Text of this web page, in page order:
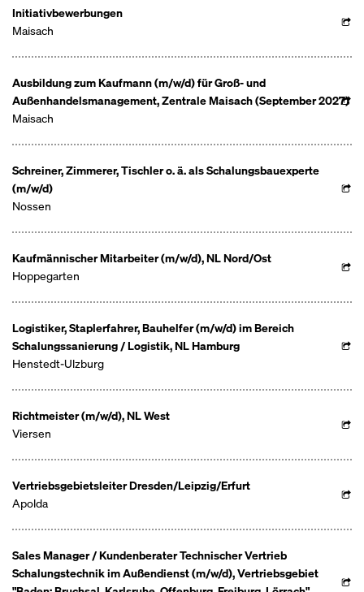
Initiativbewerbungen
Maisach
Ausbildung zum Kaufmann (m/w/d) für Groß- und
Außenhandelsmanagement, Zentrale Maisach (September 2027)
Maisach
Schreiner, Zimmerer, Tischler o. ä. als Schalungsbauexperte
(m/w/d)
Nossen
Kaufmännischer Mitarbeiter (m/w/d), NL Nord/Ost
Hoppegarten
Logistiker, Staplerfahrer, Bauhelfer (m/w/d) im Bereich
Schalungssanierung / Logistik, NL Hamburg
Henstedt-Ulzburg
Richtmeister (m/w/d), NL West
Viersen
Vertriebsgebietsleiter Dresden/Leipzig/Erfurt
Apolda
Sales Manager / Kundenberater Technischer Vertrieb
Schalungstechnik im Außendienst (m/w/d), Vertriebsgebiet